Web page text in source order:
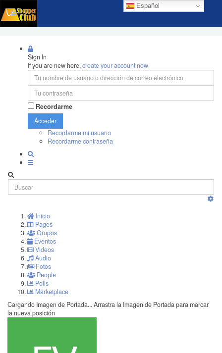
Español
Sign In
If you are new here,create your account now
Recordarme
Acceder
Recordarme mi usuario
Recordarme contraseña
Inicio
Pages
Grupos
Eventos
Videos
Audio
Fotos
People
Polls
Marketplace
Cargando Imagen de Portada... Arrastra la Imagen de Portada para marcar
la nueva posición